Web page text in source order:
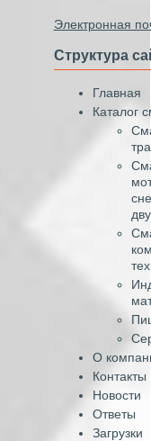
Электронная
Структура
Главная
Каталог
О
Контакты
Новости
Ответы
Загрузки